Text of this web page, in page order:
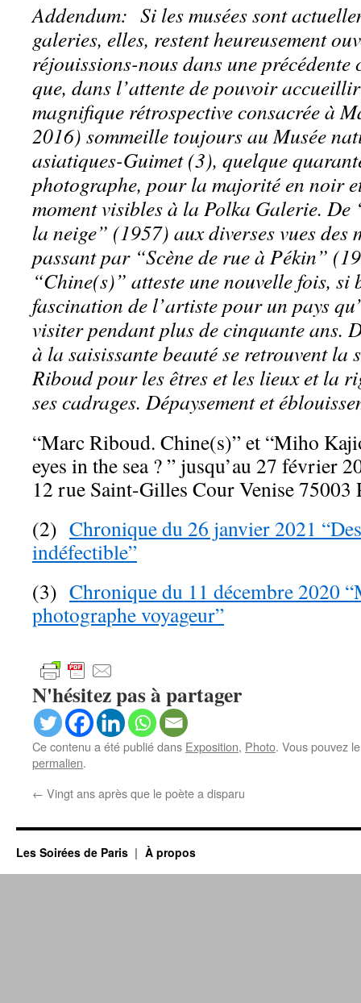
Addendum: Si les musées sont
galeries, elles, restent heureusement
réjouissions-nous dans une
que, dans l’attente de pouvoir
magnifique rétrospective consacrée à
2016) sommeille toujours au Musée
asiatiques-Guimet (3), quelque
photographe, pour la majorité en noir
moment visibles à la Polka Galerie.
la neige” (1957) aux diverses vues des
passant par “Scène de rue à Pékin”
“Chine(s)” atteste une nouvelle fois, si
fascination de l’artiste pour un pays
visiter pendant plus de cinquante ans.
à la saisissante beauté se retrouvent la
Riboud pour les êtres et les lieux et la
ses cadrages. Dépaysement et
“Marc Riboud. Chine(s)” et “Miho
eyes in the sea ? ” jusqu’au 27 février
12 rue Saint-Gilles Cour Venise 75003
(2) Chronique du 26 janvier 2021
indéfectible”
(3) Chronique du 11 décembre 2020
photographe voyageur”
N'hésitez pas à partager
Ce contenu a été publié dans Exposition, Photo. Vous pouvez
permalien.
← Vingt ans après que le poète a disparu
Les Soirées de Paris À propos